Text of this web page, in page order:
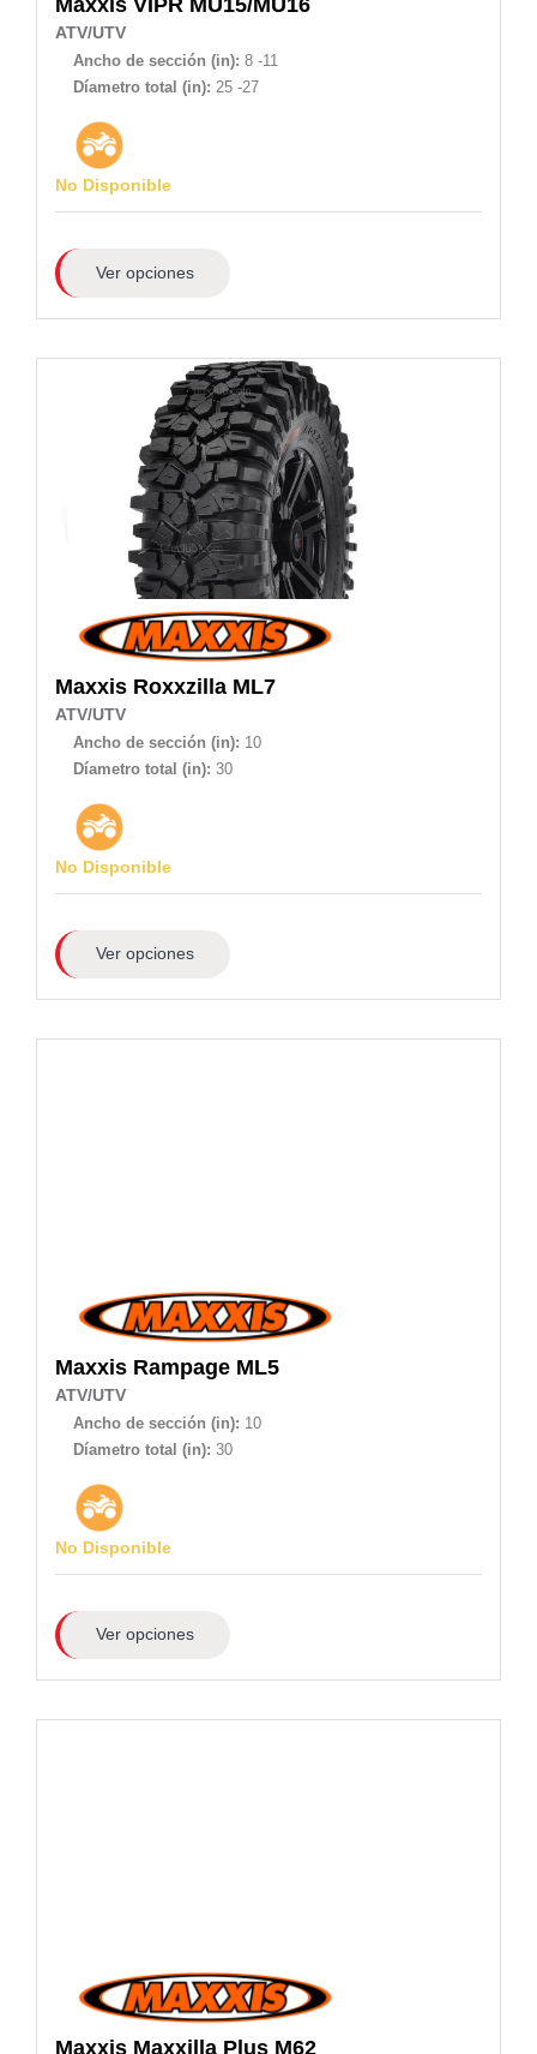
Maxxis VIPR MU15/MU16
ATV/UTV
Ancho de sección (in): 8 -11
Díametro total (in): 25 -27
No Disponible
Ver opciones
Maxxis Roxxzilla ML7
ATV/UTV
Ancho de sección (in): 10
Díametro total (in): 30
No Disponible
Ver opciones
Maxxis Rampage ML5
ATV/UTV
Ancho de sección (in): 10
Díametro total (in): 30
No Disponible
Ver opciones
Maxxis Maxxilla Plus M62